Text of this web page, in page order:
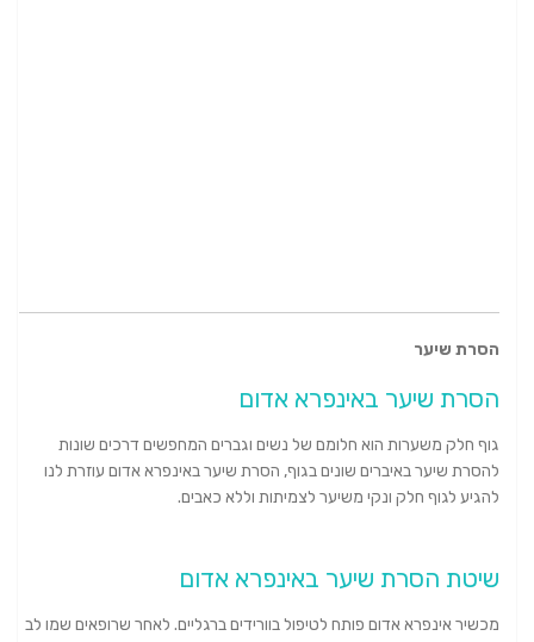
הסרת שיער
הסרת שיער באינפרא אדום
גוף חלק משערות הוא חלומם של נשים וגברים המחפשים דרכים שונות
להסרת שיער באיברים שונים בגוף, הסרת שיער באינפרא אדום עוזרת לנו
להגיע לגוף חלק ונקי משיער לצמיתות וללא כאבים.
שיטת הסרת שיער באינפרא אדום
מכשיר אינפרא אדום פותח לטיפול בוורידים ברגליים. לאחר שרופאים שמו לב